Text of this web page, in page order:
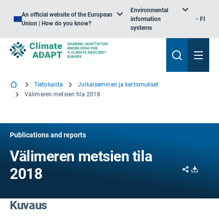
An official website of the European
Union | How do you know?
Environmental
information
systems
FI
Tietokanta
Julkaiseminen ja kertomukset
Välimeren metsien tila 2018
Publications and reports
Välimeren metsien tila
2018
Share
Kuvaus